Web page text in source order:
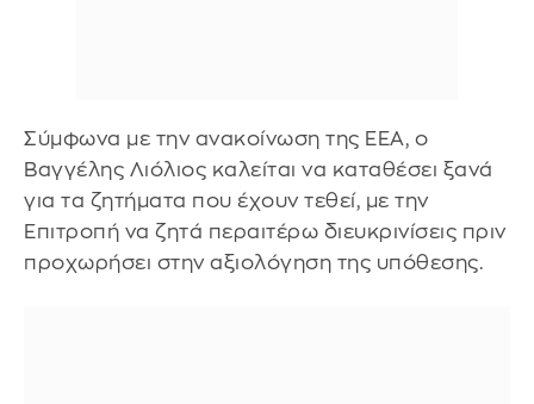
Σύμφωνα με την ανακοίνωση της ΕΕΑ, ο
Βαγγέλης Λιόλιος καλείται να καταθέσει ξανά
για τα ζητήματα που έχουν τεθεί, με την
Επιτροπή να ζητά περαιτέρω διευκρινίσεις πριν
προχωρήσει στην αξιολόγηση της υπόθεσης.